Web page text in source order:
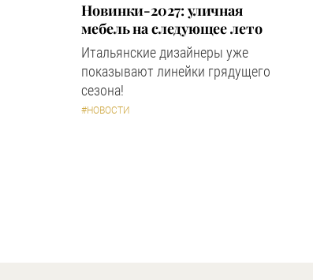
Новинки-2027: уличная
мебель на следующее лето
Итальянские дизайнеры уже
показывают линейки грядущего
сезона!
#НОВОСТИ